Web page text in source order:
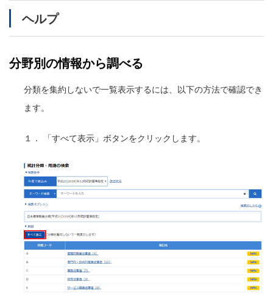
ヘルプ
分野別の情報から調べる
分類を集約しないで一覧表示するには、以下の方法で確認でき
ます。
１． 「すべて表示」ボタンをクリックします。